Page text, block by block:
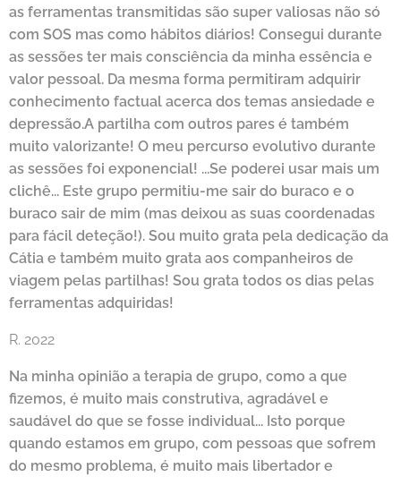
as ferramentas transmitidas são super valiosas não só
com SOS mas como hábitos diários! Consegui durante
as sessões ter mais consciência da minha essência e
valor pessoal. Da mesma forma permitiram adquirir
conhecimento factual acerca dos temas ansiedade e
depressão.A partilha com outros pares é também
muito valorizante! O meu percurso evolutivo durante
as sessões foi exponencial! ...Se poderei usar mais um
clichê... Este grupo permitiu-me sair do buraco e o
buraco sair de mim (mas deixou as suas coordenadas
para fácil deteção!). Sou muito grata pela dedicação da
Cátia e também muito grata aos companheiros de
viagem pelas partilhas! Sou grata todos os dias pelas
ferramentas adquiridas!
R. 2022
Na minha opinião a terapia de grupo, como a que
fizemos, é muito mais construtiva, agradável e
saudável do que se fosse individual... Isto porque
quando estamos em grupo, com pessoas que sofrem
do mesmo problema, é muito mais libertador e